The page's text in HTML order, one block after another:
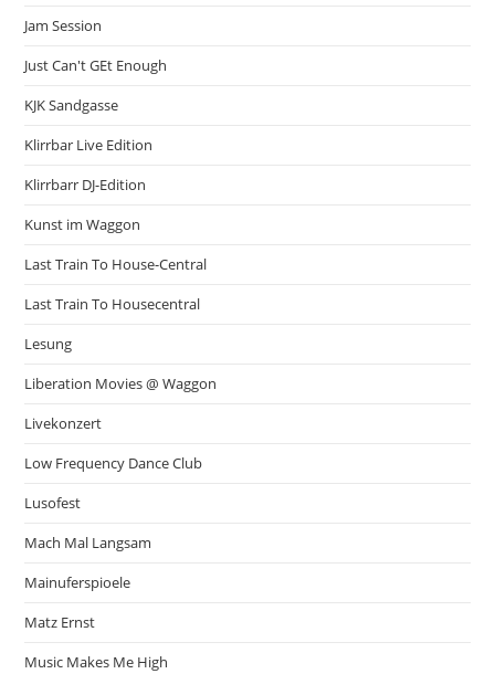
Jam Session
Just Can't GEt Enough
KJK Sandgasse
Klirrbar Live Edition
Klirrbarr DJ-Edition
Kunst im Waggon
Last Train To House-Central
Last Train To Housecentral
Lesung
Liberation Movies @ Waggon
Livekonzert
Low Frequency Dance Club
Lusofest
Mach Mal Langsam
Mainuferspioele
Matz Ernst
Music Makes Me High